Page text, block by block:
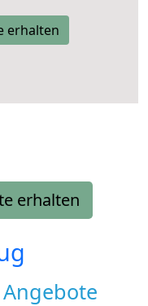
erhalten
erhalten